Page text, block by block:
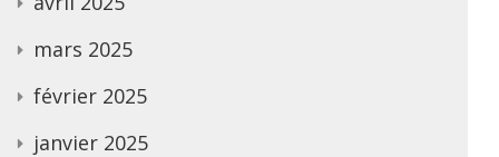
mars 2025
février 2025
janvier 2025